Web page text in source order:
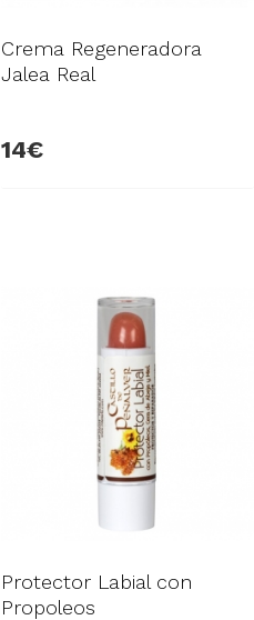
Crema Regeneradora
Jalea Real
14
Protector Labial con
Propoleos